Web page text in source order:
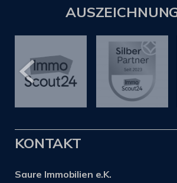
KONTAKT
Saure Immobilien e.K.